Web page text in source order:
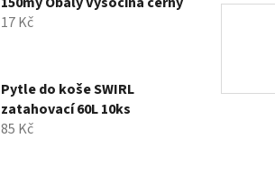
17 Kč
Pytle do koše SWIRL
zatahovací 60L 10ks
85 Kč